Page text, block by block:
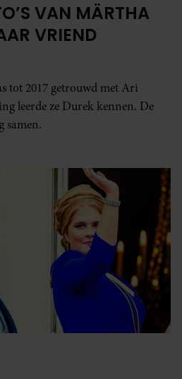
VAN MÄRTHA
VRIEND
tot 2017 getrouwd met Ari
leerde ze Durek kennen. De
samen.